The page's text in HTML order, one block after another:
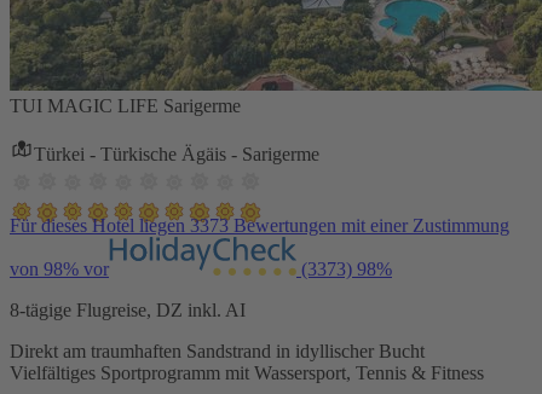
TUI MAGIC LIFE Sarigerme
Türkei - Türkische Ägäis - Sarigerme
Für dieses Hotel liegen 3373 Bewertungen mit einer Zustimmung
von 98% vor (3373) 98%
8-tägige Flugreise, DZ inkl. AI
Direkt am traumhaften Sandstrand in idyllischer Bucht
Vielfältiges Sportprogramm mit Wassersport, Tennis & Fitness